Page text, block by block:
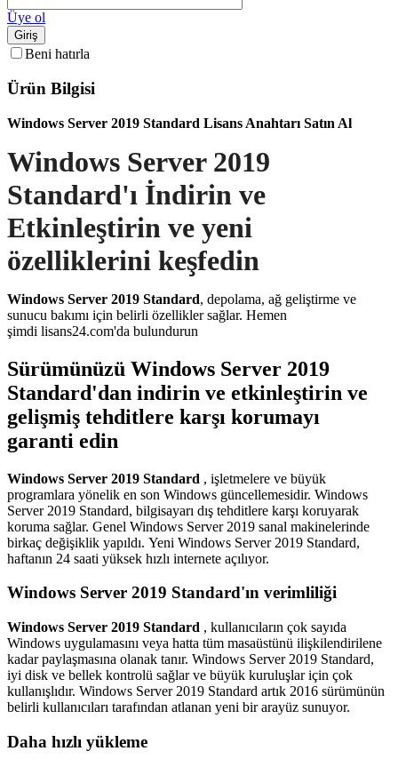
Üye ol
Giriş
Beni hatırla
Ürün Bilgisi
Windows Server 2019 Standard Lisans Anahtarı Satın Al
Windows Server 2019
Standard'ı İndirin ve
Etkinleştirin ve yeni
özelliklerini keşfedin
Windows Server 2019 Standard, depolama, ağ geliştirme ve
sunucu bakımı için belirli özellikler sağlar. Hemen
şimdi lisans24.com'da bulundurun
Sürümünüzü Windows Server 2019
Standard'dan indirin ve etkinleştirin ve
gelişmiş tehditlere karşı korumayı
garanti edin
Windows Server 2019 Standard , işletmelere ve büyük
programlara yönelik en son Windows güncellemesidir. Windows
Server 2019 Standard, bilgisayarı dış tehditlere karşı koruyarak
koruma sağlar. Genel Windows Server 2019 sanal makinelerinde
birkaç değişiklik yapıldı. Yeni Windows Server 2019 Standard,
haftanın 24 saati yüksek hızlı internete açılıyor.
Windows Server 2019 Standard'ın verimliliği
Windows Server 2019 Standard , kullanıcıların çok sayıda
Windows uygulamasını veya hatta tüm masaüstünü ilişkilendirilene
kadar paylaşmasına olanak tanır. Windows Server 2019 Standard,
iyi disk ve bellek kontrolü sağlar ve büyük kuruluşlar için çok
kullanışlıdır. Windows Server 2019 Standard artık 2016 sürümünün
belirli kullanıcıları tarafından atlanan yeni bir arayüz sunuyor.
Daha hızlı yükleme